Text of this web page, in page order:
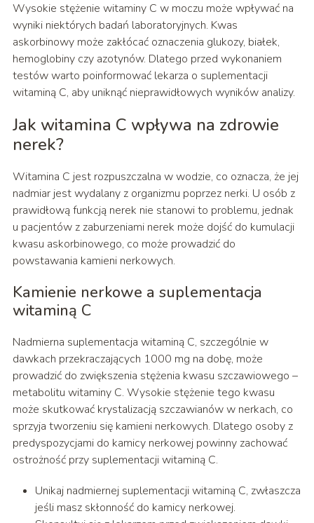
Wysokie stężenie witaminy C w moczu może wpływać na
wyniki niektórych badań laboratoryjnych. Kwas
askorbinowy może zakłócać oznaczenia glukozy, białek,
hemoglobiny czy azotynów. Dlatego przed wykonaniem
testów warto poinformować lekarza o suplementacji
witaminą C, aby uniknąć nieprawidłowych wyników analizy.
Jak witamina C wpływa na zdrowie
nerek?
Witamina C jest rozpuszczalna w wodzie, co oznacza, że jej
nadmiar jest wydalany z organizmu poprzez nerki. U osób z
prawidłową funkcją nerek nie stanowi to problemu, jednak
u pacjentów z zaburzeniami nerek może dojść do kumulacji
kwasu askorbinowego, co może prowadzić do
powstawania kamieni nerkowych.
Kamienie nerkowe a suplementacja
witaminą C
Nadmierna suplementacja witaminą C, szczególnie w
dawkach przekraczających 1000 mg na dobę, może
prowadzić do zwiększenia stężenia kwasu szczawiowego –
metabolitu witaminy C. Wysokie stężenie tego kwasu
może skutkować krystalizacją szczawianów w nerkach, co
sprzyja tworzeniu się kamieni nerkowych. Dlatego osoby z
predyspozycjami do kamicy nerkowej powinny zachować
ostrożność przy suplementacji witaminą C.
Unikaj nadmiernej suplementacji witaminą C, zwłaszcza
jeśli masz skłonność do kamicy nerkowej.